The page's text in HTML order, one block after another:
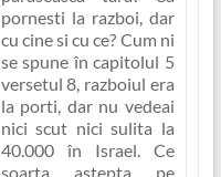
pornesti la razboi, dar
cu cine si cu ce? Cum ni
se spune în capitolul 5
versetul 8, razboiul era
la porti, dar nu vedeai
nici scut nici sulita la
40.000 în Israel. Ce
soarta astepta pe